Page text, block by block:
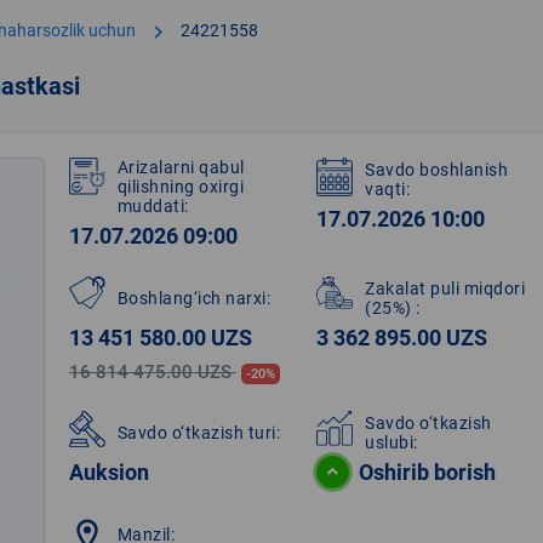
uchun chevron_right 24221558
Arizalarni qabul
qilishning oxirgi
muddati:
17.07.2026 09:00
Savdo boshlanish
vaqti:
17.07.2026 10:00
Boshlang‘ich narxi:
13 451 580.00 UZS
16 814 475.00 UZS -20%
Zakalat puli miqdori
(25%) :
3 362 895.00 UZS
Savdo o‘tkazish turi:
Auksion
Savdo o‘tkazish
uslubi:
Oshirib borish
location_on Manzil: